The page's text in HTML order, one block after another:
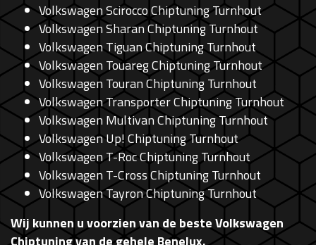
Volkswagen Scirocco Chiptuning Turnhout
Volkswagen Sharan Chiptuning Turnhout
Volkswagen Tiguan Chiptuning Turnhout
Volkswagen Touareg Chiptuning Turnhout
Volkswagen Touran Chiptuning Turnhout
Volkswagen Transporter Chiptuning Turnhout
Volkswagen Multivan Chiptuning Turnhout
Volkswagen Up! Chiptuning Turnhout
Volkswagen T-Roc Chiptuning Turnhout
Volkswagen T-Cross Chiptuning Turnhout
Volkswagen Tayron Chiptuning Turnhout
Wij kunnen u voorzien van de beste Volkswagen
Chiptuning van de gehele Benelux.